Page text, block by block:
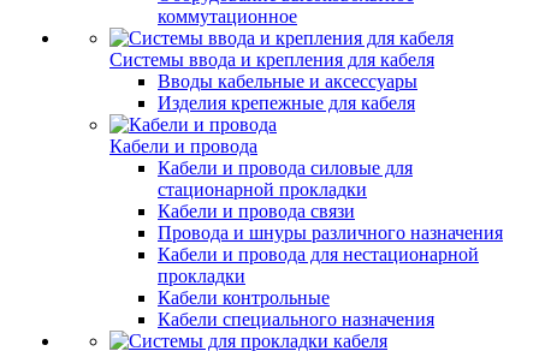
коммутационное
Системы ввода и крепления для кабеля
Вводы кабельные и аксессуары
Изделия крепежные для кабеля
Кабели и провода
Кабели и провода силовые для
стационарной прокладки
Кабели и провода связи
Провода и шнуры различного назначения
Кабели и провода для нестационарной
прокладки
Кабели контрольные
Кабели специального назначения